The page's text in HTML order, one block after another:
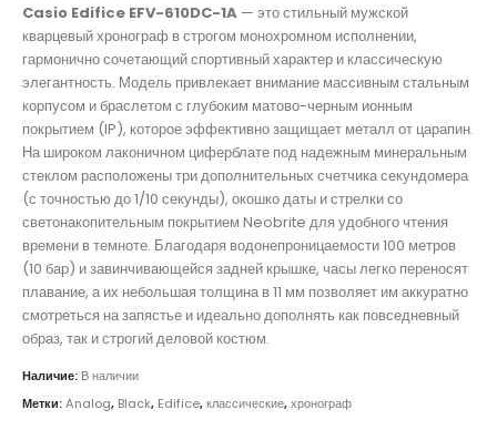
Casio Edifice EFV-610DC-1A — это стильный мужской
кварцевый хронограф в строгом монохромном исполнении,
гармонично сочетающий спортивный характер и классическую
элегантность. Модель привлекает внимание массивным стальным
корпусом и браслетом с глубоким матово-черным ионным
покрытием (IP), которое эффективно защищает металл от царапин.
На широком лаконичном циферблате под надежным минеральным
стеклом расположены три дополнительных счетчика секундомера
(с точностью до 1/10 секунды), окошко даты и стрелки со
светонакопительным покрытием Neobrite для удобного чтения
времени в темноте. Благодаря водонепроницаемости 100 метров
(10 бар) и завинчивающейся задней крышке, часы легко переносят
плавание, а их небольшая толщина в 11 мм позволяет им аккуратно
смотреться на запястье и идеально дополнять как повседневный
образ, так и строгий деловой костюм.
Наличие: В наличии
Метки:Analog, Black, Edifice,классические,хронограф